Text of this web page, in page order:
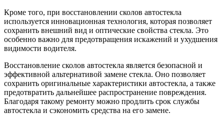
Кроме того, при восстановлении сколов автостекла
используется инновационная технология, которая позволяет
сохранить внешний вид и оптические свойства стекла. Это
особенно важно для предотвращения искажений и ухудшения
видимости водителя.
Восстановление сколов автостекла является безопасной и
эффективной альтернативой замене стекла. Оно позволяет
сохранить оригинальные характеристики автостекла, а также
предотвратить дальнейшее распространение повреждения.
Благодаря такому ремонту можно продлить срок службы
автостекла и сэкономить средства на его замене.